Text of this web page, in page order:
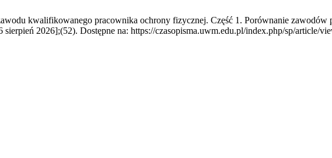
kwalifikowanego pracownika ochrony fizycznej. Część 1. Porównanie
2026];(52). Dostępne na: https://czasopisma.uwm.edu.pl/index.php/sp/article/